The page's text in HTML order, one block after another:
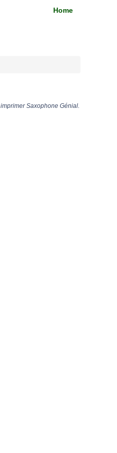
Home
Saxophone Génial.